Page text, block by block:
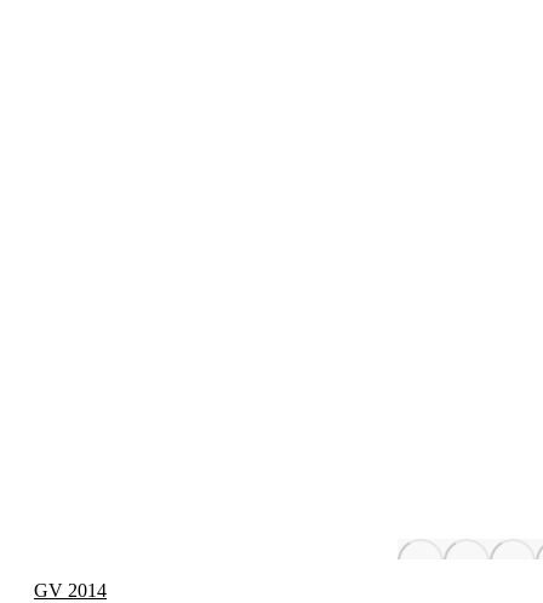
GV 2014